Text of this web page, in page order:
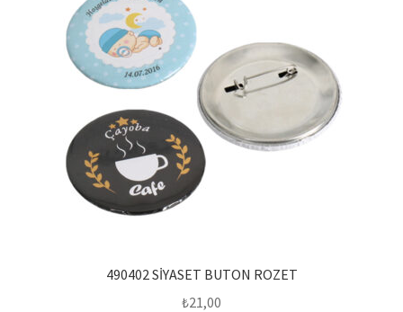
490402 SİYASET BUTON ROZET
₺21,00